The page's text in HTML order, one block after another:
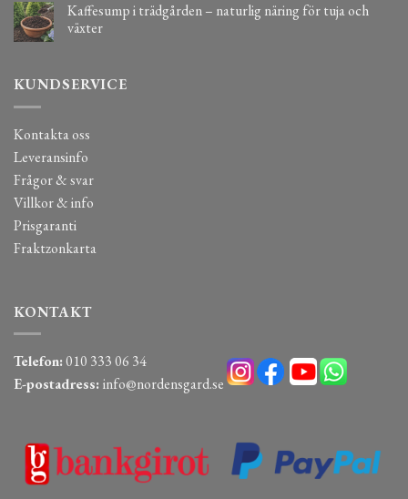
Kaffesump i trädgården – naturlig näring för tuja och
växter
KUNDSERVICE
Kontakta oss
Leveransinfo
Frågor & svar
Villkor & info
Prisgaranti
Fraktzonkarta
KONTAKT
Telefon:010 333 06 34
E-postadress: info@nordensgard.se